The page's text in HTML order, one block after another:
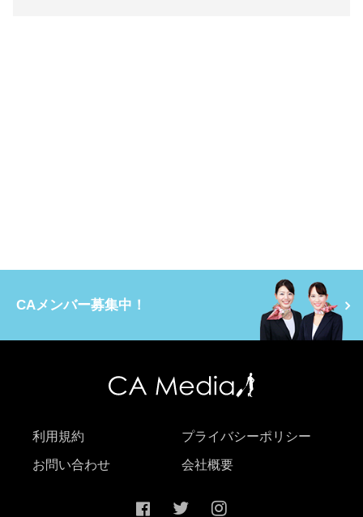
CAメンバー募集中！
利用規約 プライバシーポリシー
お問い合わせ 会社概要